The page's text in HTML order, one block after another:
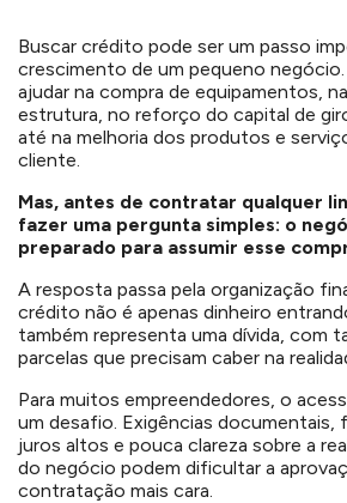
Buscar crédito pode ser um passo
crescimento de um pequeno
ajudar na compra de equipamentos,
estrutura, no reforço do capital de
até na melhoria dos produtos e
cliente.
Mas, antes de contratar qualquer
fazer uma pergunta simples: o
preparado para assumir esse
A resposta passa pela organização
crédito não é apenas dinheiro
também representa uma dívida, com
parcelas que precisam caber na
Para muitos empreendedores, o
um desafio. Exigências documentais,
juros altos e pouca clareza sobre a
do negócio podem dificultar a
contratação mais cara.